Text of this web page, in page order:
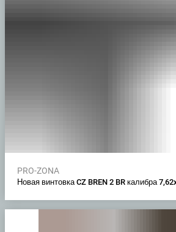
PRO-ZONA
Новая винтовка CZ BREN 2 BR калибра